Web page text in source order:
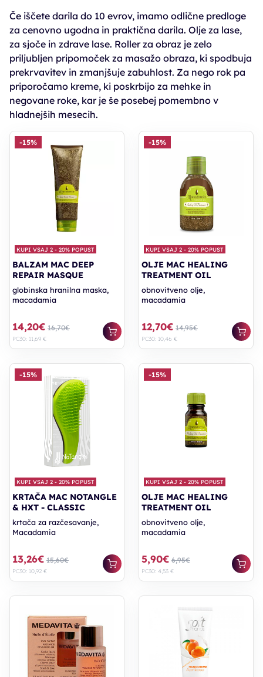
Če iščete darila do 10 evrov, imamo odlične predloge
za cenovno ugodna in praktična darila. Olje za lase,
za sjoče in zdrave lase. Roller za obraz je zelo
priljubljen pripomoček za masažo obraza, ki spodbuja
prekrvavitev in zmanjšuje zabuhlost. Za nego rok pa
priporočamo kreme, ki poskrbijo za mehke in
negovane roke, kar je še posebej pomembno v
hladnejših mesecih.
KUPI VSAJ 2 - 20% POPUST
-15%
BALZAM MAC DEEP
REPAIR MASQUE
globinska hranilna maska,
macadamia
14,20€ 16,70€
PC30: 11,69 €
KUPI VSAJ 2 - 20% POPUST
-15%
OLJE MAC HEALING
TREATMENT OIL
obnovitveno olje,
macadamia
12,70€ 14,95€
PC30: 10,46 €
KUPI VSAJ 2 - 20% POPUST
-15%
KRTAČA MAC NOTANGLE
& HXT - CLASSIC
krtača za razčesavanje,
Macadamia
13,26€ 15,60€
PC30: 10,92 €
KUPI VSAJ 2 - 20% POPUST
-15%
OLJE MAC HEALING
TREATMENT OIL
obnovitveno olje,
macadamia
5,90€ 6,95€
PC30: 4,53 €